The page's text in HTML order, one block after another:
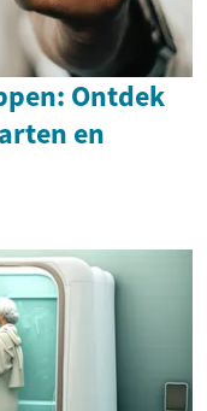
Ontdek
en